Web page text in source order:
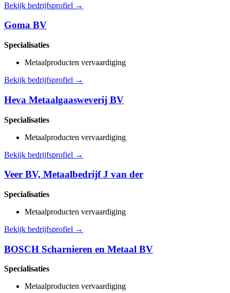
Bekijk bedrijfsprofiel →
Goma BV
Specialisaties
Metaalproducten vervaardiging
Bekijk bedrijfsprofiel →
Heva Metaalgaasweverij BV
Specialisaties
Metaalproducten vervaardiging
Bekijk bedrijfsprofiel →
Veer BV, Metaalbedrijf J van der
Specialisaties
Metaalproducten vervaardiging
Bekijk bedrijfsprofiel →
BOSCH Scharnieren en Metaal BV
Specialisaties
Metaalproducten vervaardiging